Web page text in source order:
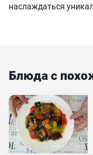
наслаждаться
Блюда с